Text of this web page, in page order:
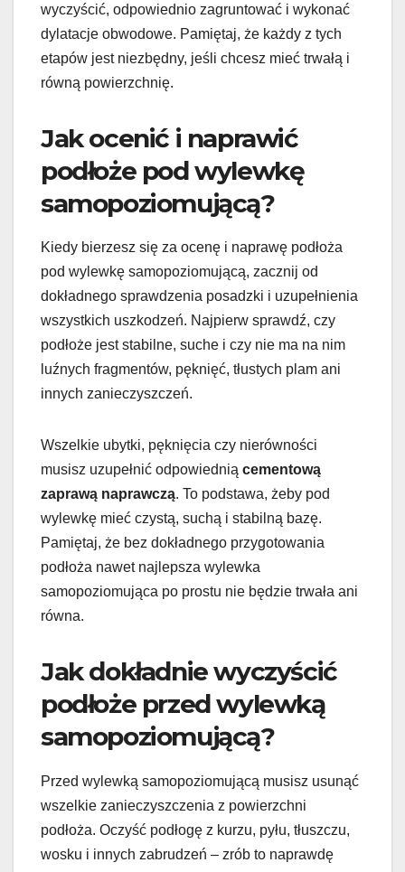
wyczyścić, odpowiednio zagruntować i wykonać
dylatacje obwodowe. Pamiętaj, że każdy z tych
etapów jest niezbędny, jeśli chcesz mieć trwałą i
równą powierzchnię.
Jak ocenić i naprawić
podłoże pod wylewkę
samopoziomującą?
Kiedy bierzesz się za ocenę i naprawę podłoża
pod wylewkę samopoziomującą, zacznij od
dokładnego sprawdzenia posadzki i uzupełnienia
wszystkich uszkodzeń. Najpierw sprawdź, czy
podłoże jest stabilne, suche i czy nie ma na nim
luźnych fragmentów, pęknięć, tłustych plam ani
innych zanieczyszczeń.
Wszelkie ubytki, pęknięcia czy nierówności
musisz uzupełnić odpowiednią cementową
zaprawą naprawczą. To podstawa, żeby pod
wylewkę mieć czystą, suchą i stabilną bazę.
Pamiętaj, że bez dokładnego przygotowania
podłoża nawet najlepsza wylewka
samopoziomująca po prostu nie będzie trwała ani
równa.
Jak dokładnie wyczyścić
podłoże przed wylewką
samopoziomującą?
Przed wylewką samopoziomującą musisz usunąć
wszelkie zanieczyszczenia z powierzchni
podłoża. Oczyść podłogę z kurzu, pyłu, tłuszczu,
wosku i innych zabrudzeń – zrób to naprawdę